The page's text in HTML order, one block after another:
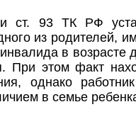
ст. 93 ТК РФ
из родителей,
в возрасте
При этом факт
однако
в семье